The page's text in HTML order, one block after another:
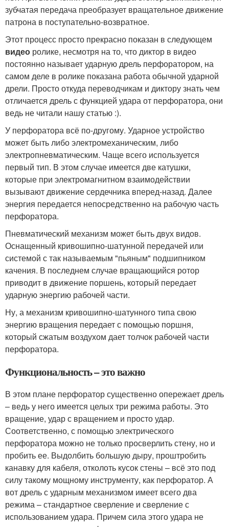
зубчатая передача преобразует вращательное движение
патрона в поступательно-возвратное.
Этот процесс просто прекрасно показан в следующем
видео ролике, несмотря на то, что диктор в видео
постоянно называет ударную дрель перфоратором, на
самом деле в ролике показана работа обычной ударной
дрели. Просто откуда переводчикам и диктору знать чем
отличается дрель с функцией удара от перфоратора, они
ведь не читали нашу статью :).
У перфоратора всё по-другому. Ударное устройство
может быть либо электромеханическим, либо
электропневматическим. Чаще всего используется
первый тип. В этом случае имеется две катушки,
которые при электромагнитном взаимодействии
вызывают движение сердечника вперед-назад. Далее
энергия передается непосредственно на рабочую часть
перфоратора.
Пневматический механизм может быть двух видов.
Оснащенный кривошипно-шатунной передачей или
системой с так называемым "пьяным" подшипником
качения. В последнем случае вращающийся ротор
приводит в движение поршень, который передает
ударную энергию рабочей части.
Ну, а механизм кривошипно-шатунного типа свою
энергию вращения передает с помощью поршня,
который сжатым воздухом дает толчок рабочей части
перфоратора.
Функциональность – это важно
В этом плане перфоратор существенно опережает дрель
– ведь у него имеется целых три режима работы. Это
вращение, удар с вращением и просто удар.
Соответственно, с помощью электрического
перфоратора можно не только просверлить стену, но и
пробить ее. Выдолбить большую дыру, проштробить
канавку для кабеля, отколоть кусок стены – всё это под
силу такому мощному инструменту, как перфоратор. А
вот дрель с ударным механизмом имеет всего два
режима – стандартное сверление и сверление с
использованием удара. Причем сила этого удара не